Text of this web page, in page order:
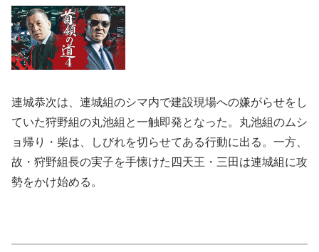
連城恭次は、連城組のシマ内で建設現場への嫌がらせをし
ていた狩野組の丸池組と一触即発となった。丸池組のムシ
ョ帰り・柴は、しびれを切らせてある行動に出る。一方、
故・狩野組長の実子を手懐けた四天王・三田は連城組に攻
勢をかけ始める。